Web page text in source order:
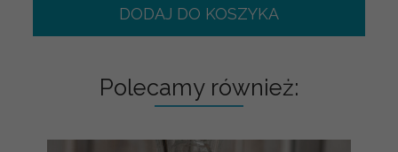
DODAJ DO KOSZYKA
Polecamy również: